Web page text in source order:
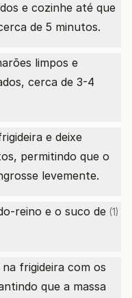
e cozinhe até que
de 5 minutos.
limpos e
cerca de 3-4
e deixe
permitindo que o
levemente.
reino e o suco de (1)
frigideira com os
que a massa